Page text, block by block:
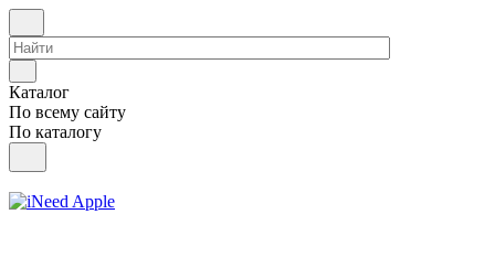
Каталог
По всему сайту
По каталогу